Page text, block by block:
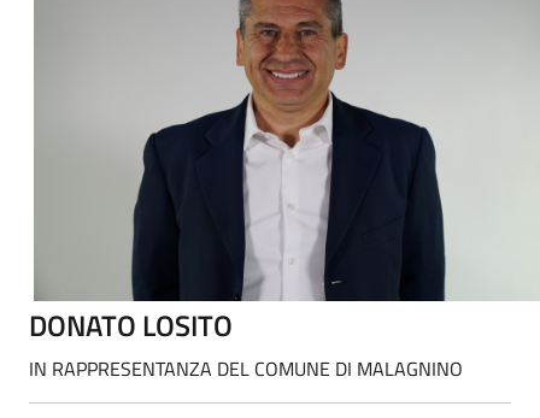
DONATO LOSITO
IN RAPPRESENTANZA DEL COMUNE DI MALAGNINO